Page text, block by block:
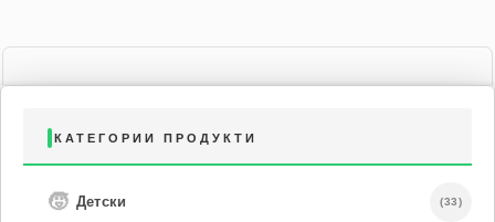
КАТЕГОРИИ ПРОДУКТИ
🧒 Детски (33)